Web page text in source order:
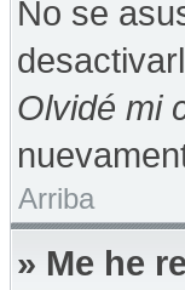
No se
Olvidé mi
Arriba
» Me he